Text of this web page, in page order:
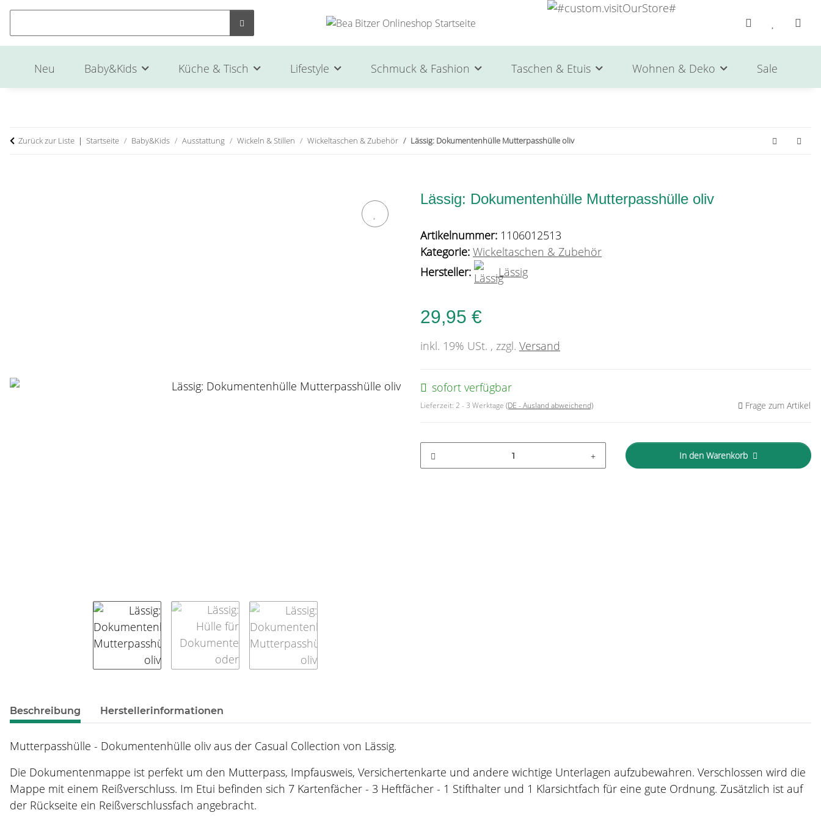
Neu Baby&Kids Küche & Tisch Lifestyle Schmuck & Fashion Taschen & Etuis Wohnen & Deko Sale
Zurück zur Liste Startseite Baby&Kids Ausstattung Wickeln & Stillen Wickeltaschen & Zubehör Lässig: Dokumentenhülle Mutterpasshülle oliv
Lässig: Dokumentenhülle Mutterpasshülle oliv
Artikelnummer: 1106012513
Kategorie: Wickeltaschen & Zubehör
Hersteller:
Lässig
29,95 €
inkl. 19% USt. , zzgl. Versand
sofort verfügbar
Lieferzeit: 2 - 3 Werktage (DE - Ausland abweichend) Frage zum Artikel
In den Warenkorb
weitere Registerkarten anzeigen
Beschreibung Herstellerinformationen
Mutterpasshülle - Dokumentenhülle oliv aus der Casual Collection von Lässig.
Die Dokumentenmappe ist perfekt um den Mutterpass, Impfausweis, Versichertenkarte und andere wichtige Unterlagen aufzubewahren. Verschlossen wird die
Mappe mit einem Reißverschluss. Im Etui befinden sich 7 Kartenfächer - 3 Heftfächer - 1 Stifthalter und 1 Klarsichtfach für eine gute Ordnung. Zusätzlich ist auf
der Rückseite ein Reißverschlussfach angebracht.